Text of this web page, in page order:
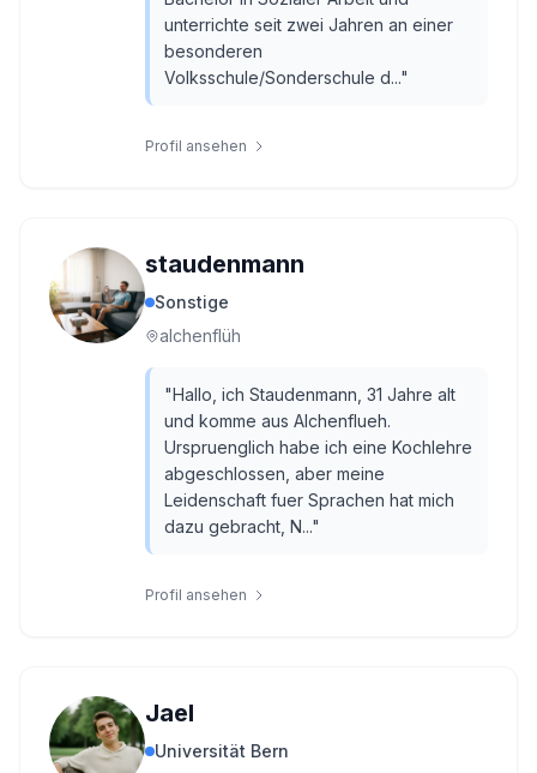
unterrichte seit zwei Jahren an einer
besonderen
Volksschule/Sonderschule d..."
Profil ansehen
staudenmann
Sonstige
alchenflüh
"Hallo, ich Staudenmann, 31 Jahre alt
und komme aus Alchenflueh.
Urspruenglich habe ich eine Kochlehre
abgeschlossen, aber meine
Leidenschaft fuer Sprachen hat mich
dazu gebracht, N..."
Profil ansehen
Jael
Universität Bern